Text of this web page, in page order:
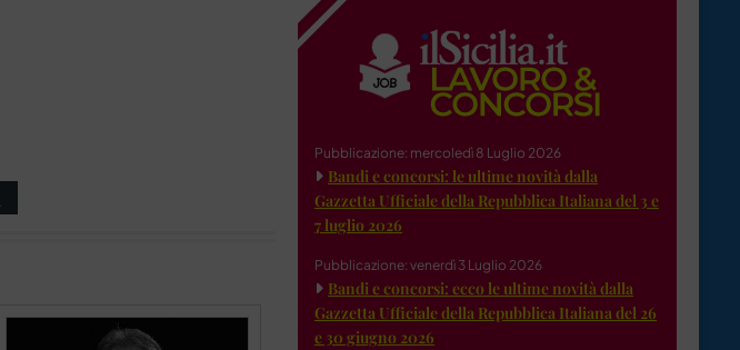
Pubblicazione: mercoledì 8 Luglio 2026
Bandi e concorsi: le ultime novità dalla
Gazzetta Ufficiale della Repubblica Italiana del 3 e
7 luglio 2026
Pubblicazione: venerdì 3 Luglio 2026
Bandi e concorsi: ecco le ultime novità dalla
Gazzetta Ufficiale della Repubblica Italiana del 26
e 30 giugno 2026